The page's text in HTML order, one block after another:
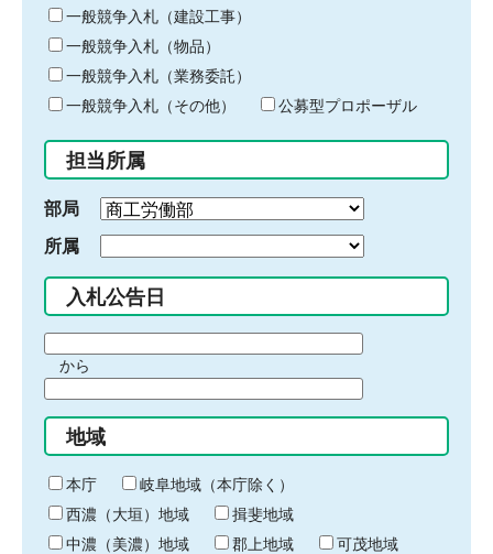
キ
ー
ワ
ー
ド
入
力
一般競争入札（建設工事）
一般競争入札（物品）
一般競争入札（業務委託）
一般競争入札（その他）
公募型プロポーザル
担当所属
部局
所属
入札公告日
間
始
り
から
間
終
わ
り
地域
本庁
岐阜地域（本庁除く）
西濃（大垣）地域
揖斐地域
中濃（美濃）地域
郡上地域
可茂地域